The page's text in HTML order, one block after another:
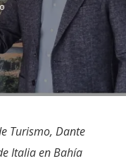
Turismo, Dante
Italia en Bahía